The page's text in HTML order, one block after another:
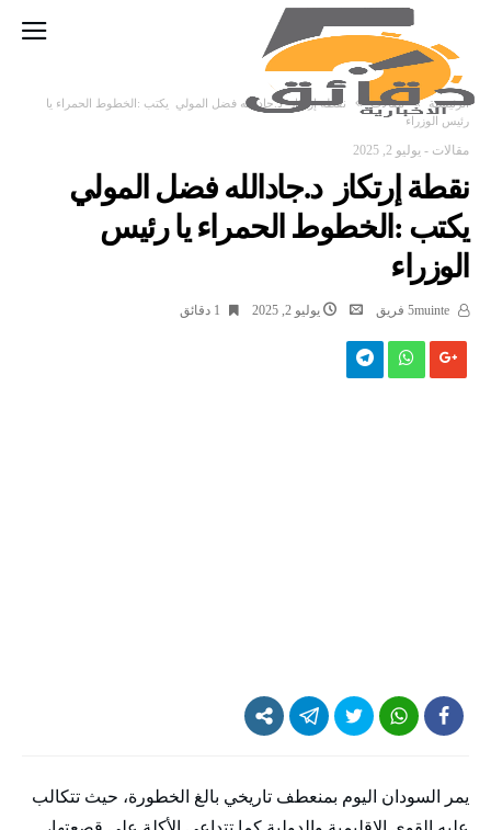
‫الرئيسية‬ مقالات
نقطة إرتكاز د.جادالله فضل المولي يكتب :الخطوط الحمراء يا
رئيس الوزراء
مقالات - يوليو 2, 2025
نقطة إرتكاز د.جادالله فضل المولي
يكتب :الخطوط الحمراء يا رئيس
الوزراء
يوليو 2, 2025 1 ‫دقائق‬
يمر السودان اليوم بمنعطف تاريخي بالغ الخطورة، حيث تتكالب